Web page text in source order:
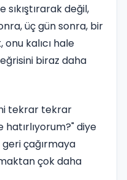
değil,
üç gün sonra, bir
kalıcı hale
biraz daha
tekrar tekrar
diye
çağırmaya
çok daha